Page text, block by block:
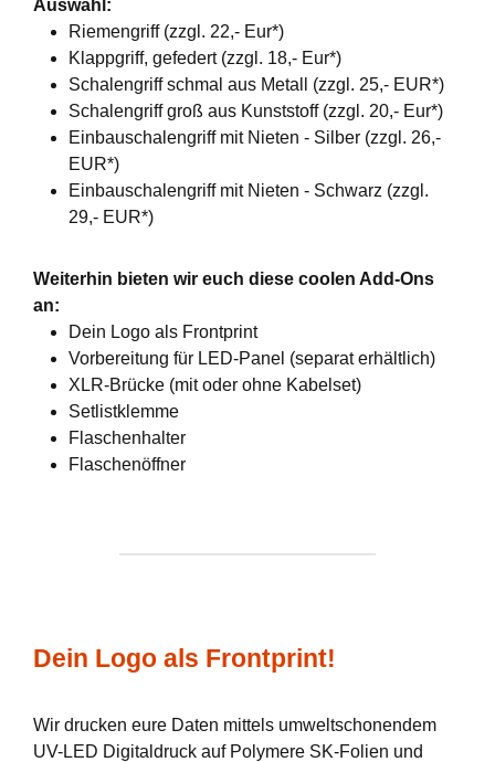
Auswahl:
Riemengriff (zzgl. 22,- Eur*)
Klappgriff, gefedert (zzgl. 18,- Eur*)
Schalengriff schmal aus Metall (zzgl. 25,- EUR*)
Schalengriff groß aus Kunststoff (zzgl. 20,- Eur*)
Einbauschalengriff mit Nieten - Silber (zzgl. 26,-
EUR*)
Einbauschalengriff mit Nieten - Schwarz (zzgl.
29,- EUR*)
Weiterhin bieten wir euch diese coolen Add-Ons
an:
Dein Logo als Frontprint
Vorbereitung für LED-Panel (separat erhältlich)
XLR-Brücke (mit oder ohne Kabelset)
Setlistklemme
Flaschenhalter
Flaschenöffner
Dein Logo als Frontprint!
Wir drucken eure Daten mittels umweltschonendem
UV-LED Digitaldruck auf Polymere SK-Folien und